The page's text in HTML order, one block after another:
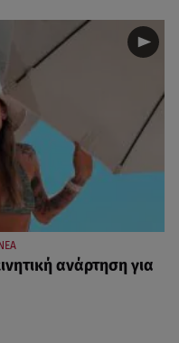
ανάρτηση για